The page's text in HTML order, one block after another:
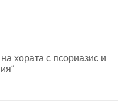
хората с псориазис и